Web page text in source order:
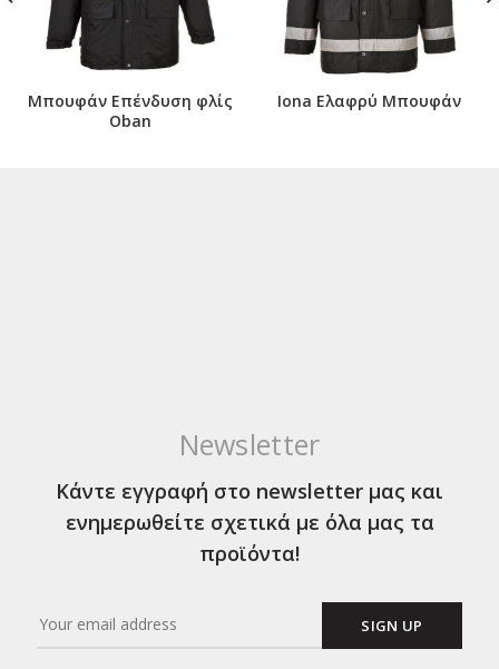
Μπουφάν Επένδυση φλίς
Oban
Iona Ελαφρύ Μπουφάν
Newsletter
Κάντε εγγραφή στο newsletter μας και
ενημερωθείτε σχετικά με όλα μας τα
προϊόντα!